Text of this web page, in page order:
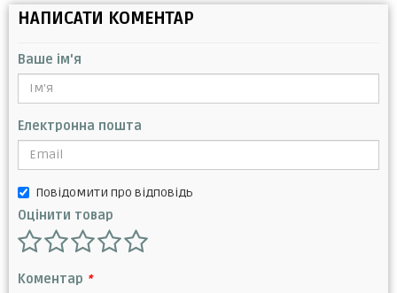
НАПИСАТИ КОМЕНТАР
Ваше ім'я
Електронна пошта
Повідомити про відповідь
Оцінити товар
Коментар *